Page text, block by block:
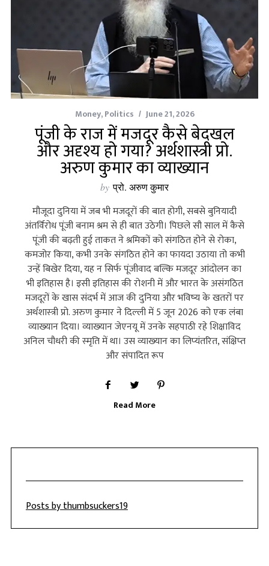
Money,Politics June 21, 2026
पूंजी के राज में मजदूर कैसे बेदखल
और अदृश्य हो गया? अर्थशास्त्री प्रो.
अरुण कुमार का व्याख्यान
by प्रो. अरुण कुमार
मौजूदा दुनिया में जब भी मजदूरों की बात होगी, सबसे बुनियादी
अंतर्विरोध पूंजी बनाम श्रम से ही बात उठेगी। पिछले सौ साल में कैसे
पूंजी की बढ़ती हुई ताकत ने श्रमिकों को संगठित होने से रोका,
कमजोर किया, कभी उनके संगठित होने का फायदा उठाया तो कभी
उन्‍हें बिखेर दिया, यह न सिर्फ पूंजीवाद बल्कि मजदूर आंदोलन का
भी इतिहास है। इसी इतिहास की रोशनी में और भारत के असंगठित
मजदूरों के खास संदर्भ में आज की दुनिया और भविष्‍य के खतरों पर
अर्थशास्‍त्री प्रो. अरुण कुमार ने दिल्‍ली में 5 जून 2026 को एक लंबा
व्‍याख्‍यान दिया। व्‍याख्‍यान जेएनयू में उनके सहपाठी रहे शिक्षाविद
अनिल चौधरी की स्‍मृति में था। उस व्‍याख्‍यान का लिप्‍यंतरित, संक्षिप्‍त
और संपादित रूप
Read More
Posts by thumbsuckers19